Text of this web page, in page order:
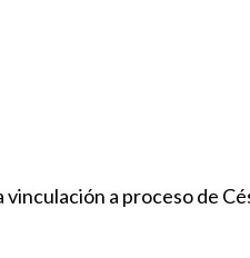
a proceso de